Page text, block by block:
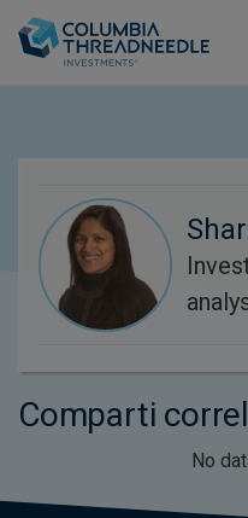
Comparti
No